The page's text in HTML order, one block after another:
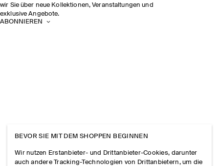
wir Sie über neue Kollektionen, Veranstaltungen und
exklusive Angebote.
ABONNIEREN
BEVOR SIE MIT DEM SHOPPEN BEGINNEN
Wir nutzen Erstanbieter- und Drittanbieter-Cookies, darunter
auch andere Tracking-Technologien von Drittanbietern, um die